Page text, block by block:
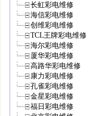
长虹彩电维修
海信彩电维修
创维彩电维修
TCL王牌彩电维修
海尔彩电维修
厦华彩电维修
高路华彩电维修
康力彩电维修
孔雀彩电维修
金星彩电维修
福日彩电维修